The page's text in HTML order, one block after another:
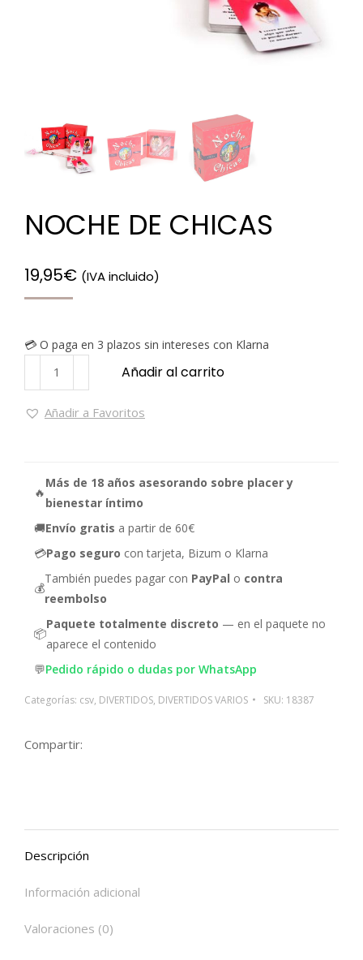
NOCHE DE CHICAS
19,95€ (IVA incluido)
💳 O paga en 3 plazos sin intereses con Klarna
Añadir al carrito
Añadir a Favoritos
🔥
Más de 18 años asesorando sobre placer y
bienestar íntimo
🚚Envío gratis a partir de 60€
💳Pago seguro con tarjeta, Bizum o Klarna
💰
También puedes pagar con PayPal o contra
reembolso
📦
Paquete totalmente discreto — en el paquete no
aparece el contenido
💬Pedido rápido o dudas por WhatsApp
Categorías: csv, DIVERTIDOS, DIVERTIDOS VARIOS SKU: 18387
Compartir:
Descripción
Información adicional
Valoraciones (0)